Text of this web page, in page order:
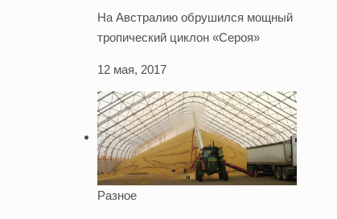
На Австралию обрушился мощный
тропический циклон «Сероя»
12 мая, 2017
Разное